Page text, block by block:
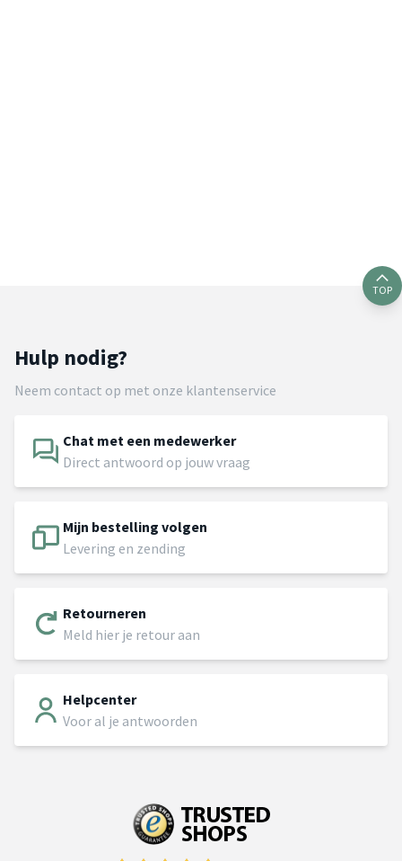
TOP
Hulp nodig?
Neem contact op met onze klantenservice
Chat met een medewerker
Direct antwoord op jouw vraag
Mijn bestelling volgen
Levering en zending
Retourneren
Meld hier je retour aan
Helpcenter
Voor al je antwoorden